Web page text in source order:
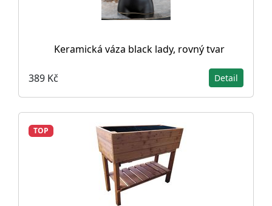
Keramická váza black lady, rovný tvar
389 Kč Detail
TOP